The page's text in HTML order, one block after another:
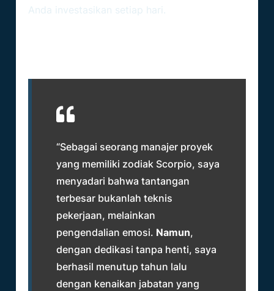
Anda investasikan setiap hari.
“Sebagai seorang manajer proyek
yang memiliki zodiak Scorpio, saya
menyadari bahwa tantangan
terbesar bukanlah teknis
pekerjaan, melainkan
pengendalian emosi. Namun,
dengan dedikasi tanpa henti, saya
berhasil menutup tahun lalu
dengan kenaikan jabatan yang